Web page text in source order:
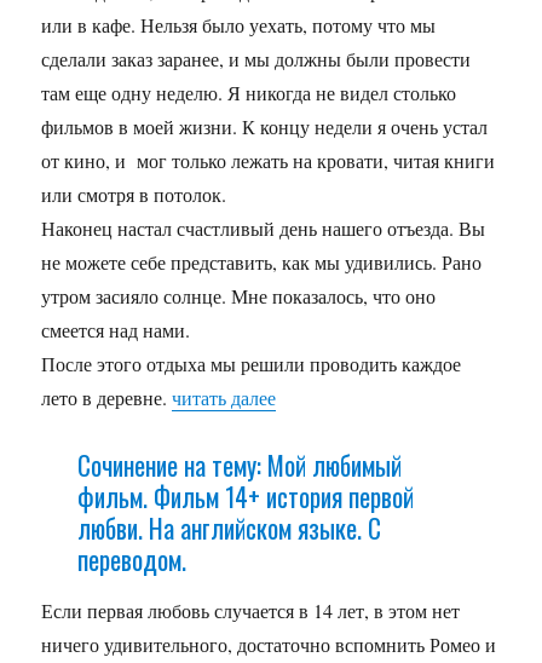
или в кафе. Нельзя было уехать, потому что мы
сделали заказ заранее, и мы должны были провести
там еще одну неделю. Я никогда не видел столько
фильмов в моей жизни. К концу недели я очень устал
от кино, и мог только лежать на кровати, читая книги
или смотря в потолок.
Наконец настал счастливый день нашего отъезда. Вы
не можете себе представить, как мы удивились. Рано
утром засияло солнце. Мне показалось, что оно
смеется над нами.
После этого отдыха мы решили проводить каждое
лето в деревне.читать далее
Сочинение на тему: Мой любимый
фильм. Фильм 14+ история первой
любви. На английском языке. С
переводом.
Если первая любовь случается в 14 лет, в этом нет
ничего удивительного, достаточно вспомнить Ромео и